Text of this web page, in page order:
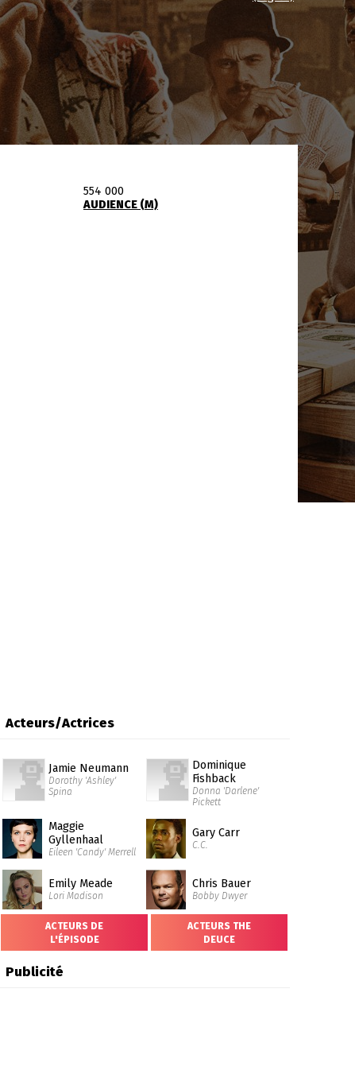
554 000
AUDIENCE (M)
Acteurs/Actrices
Jamie Neumann
Dorothy 'Ashley'
Spina
Dominique
Fishback
Donna 'Darlene'
Pickett
Maggie
Gyllenhaal
Eileen 'Candy' Merrell
Gary Carr
C.C.
Emily Meade
Lori Madison
Chris Bauer
Bobby Dwyer
ACTEURS DE
L'ÉPISODE
ACTEURS THE
DEUCE
Publicité